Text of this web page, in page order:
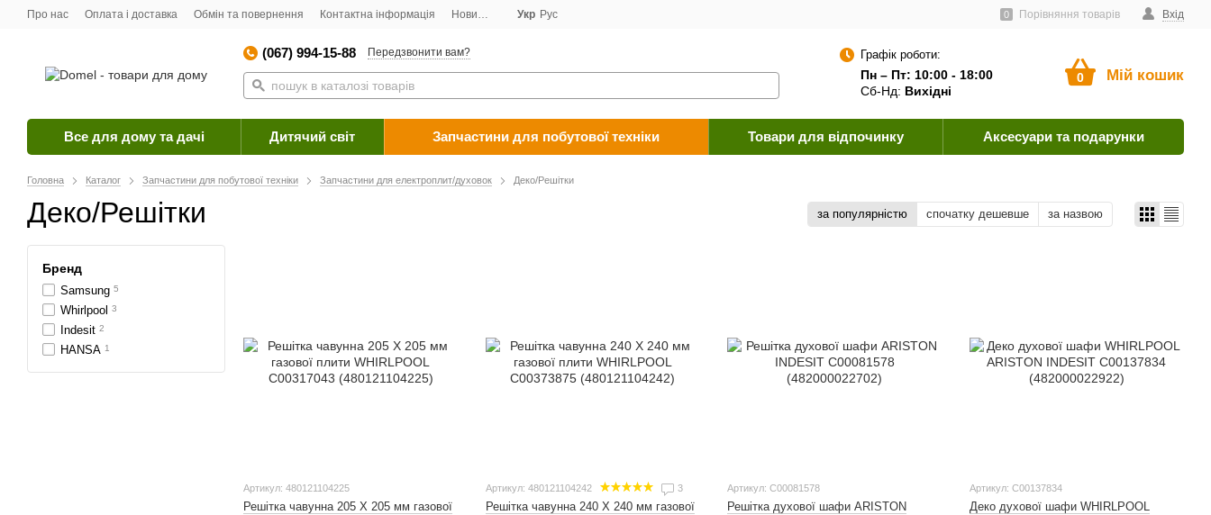
Про нас Оплата і доставка Обмін та повернення Контактна інформація Новини Договір публічної оферти Як оплатити? Вхід
0 Порівняння товарів
Укр Рус
(067) 994-15-88 Передзвонити вам? Графік роботи:
Пн – Пт: 10:00 - 18:00
Сб-Нд: Вихідні
0 Мій кошик
Все для дому та дачі Дитячий світ Запчастини для побутової техніки Товари для відпочинку Аксесуари та подарунки
Головна Каталог Запчастини для побутової техніки Запчастини для електроплит/духовок Деко/Решітки
Деко/Решітки за популярністю спочатку дешевше за назвою
Артикул: 480121104225
Решітка чавунна 205 X 205 мм газової
Артикул: 480121104242 3
Решітка чавунна 240 X 240 мм газової
Артикул: C00081578
Решітка духової шафи ARISTON
Артикул: C00137834
Деко духової шафи WHIRLPOOL
Бренд
Samsung 5
Whirlpool 3
Indesit 2
HANSA 1